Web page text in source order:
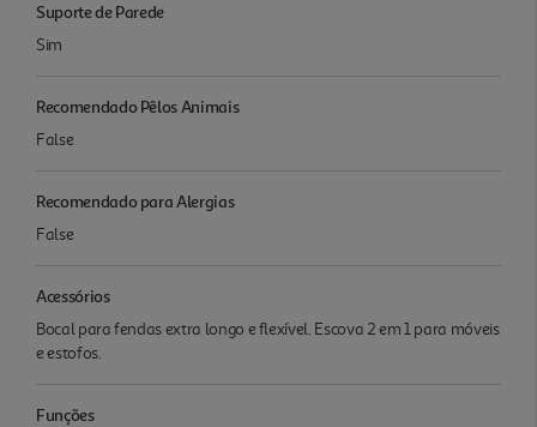
Suporte de Parede
Sim
Recomendado Pêlos Animais
False
Recomendado para Alergias
False
Acessórios
Bocal para fendas extra longo e flexível. Escova 2 em 1 para móveis
e estofos.
Funções